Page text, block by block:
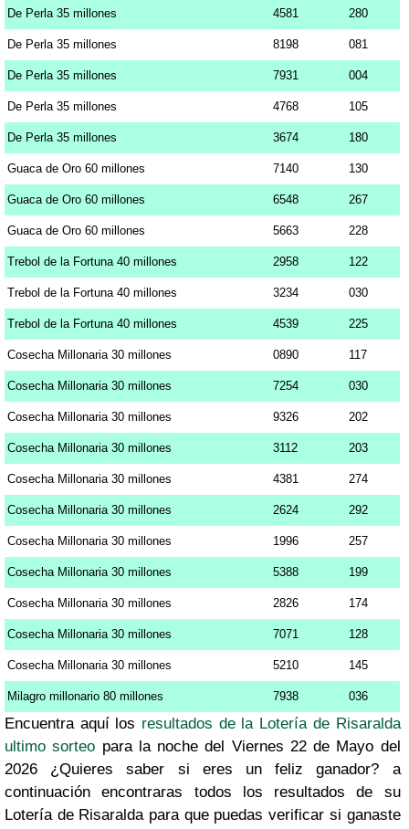
De Perla 35 millones 4581 280
De Perla 35 millones 8198 081
De Perla 35 millones 7931 004
De Perla 35 millones 4768 105
De Perla 35 millones 3674 180
Guaca de Oro 60 millones 7140 130
Guaca de Oro 60 millones 6548 267
Guaca de Oro 60 millones 5663 228
Trebol de la Fortuna 40 millones 2958 122
Trebol de la Fortuna 40 millones 3234 030
Trebol de la Fortuna 40 millones 4539 225
Cosecha Millonaria 30 millones 0890 117
Cosecha Millonaria 30 millones 7254 030
Cosecha Millonaria 30 millones 9326 202
Cosecha Millonaria 30 millones 3112 203
Cosecha Millonaria 30 millones 4381 274
Cosecha Millonaria 30 millones 2624 292
Cosecha Millonaria 30 millones 1996 257
Cosecha Millonaria 30 millones 5388 199
Cosecha Millonaria 30 millones 2826 174
Cosecha Millonaria 30 millones 7071 128
Cosecha Millonaria 30 millones 5210 145
Milagro millonario 80 millones 7938 036
Encuentra aquí los resultados de la Lotería de Risaralda
ultimo sorteo para la noche del Viernes 22 de Mayo del
2026 ¿Quieres saber si eres un feliz ganador? a
continuación encontraras todos los resultados de su
Lotería de Risaralda para que puedas verificar si ganaste